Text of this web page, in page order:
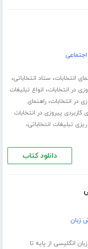
انتخابات، ستاد انتخاباتی،
در انتخابات، انواع تبلیغات
در انتخابات،راهنمای
کاربردی پیروزی در انتخابات
تبلیغات انتخاباتی،
دانلود کتاب
زبان
انگلیسی از پایه تا